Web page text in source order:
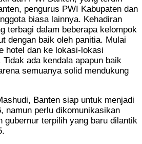
pengurus PWI Kabupaten dan
biasa lainnya. Kehadiran
terbagi dalam beberapa kelompok
dengan baik oleh panitia. Mulai
hotel dan ke lokasi-lokasi
ada kendala apapun baik
semuanya solid mendukung
Banten siap untuk menjadi
namun perlu dikomunikasikan
gubernur terpilih yang baru dilantik